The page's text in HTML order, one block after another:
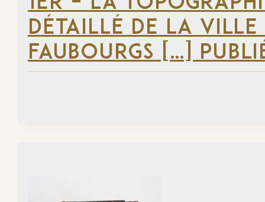
DÉTAILLÉ DE LA VILLE
FAUBOURGS […]